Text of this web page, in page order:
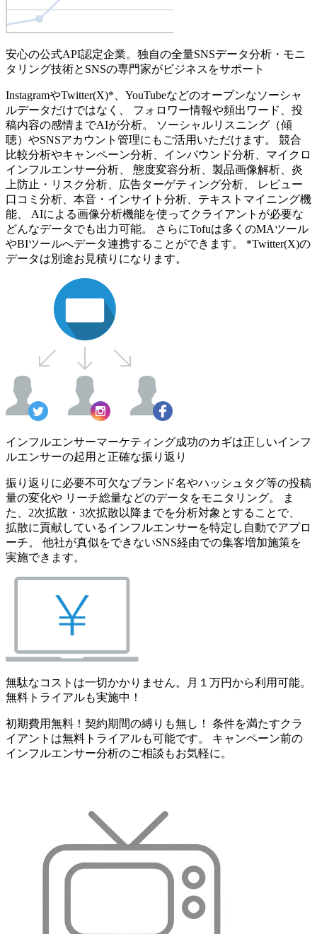
安心の公式API認定企業。独自の全量SNSデータ分析・モニ
タリング技術とSNSの専門家がビジネスをサポート
InstagramやTwitter(X)*、YouTubeなどのオープンなソーシャ
ルデータだけではなく、 フォロワー情報や頻出ワード、投
稿内容の感情までAIが分析。 ソーシャルリスニング（傾
聴）やSNSアカウント管理にもご活用いただけます。 競合
比較分析やキャンペーン分析、インバウンド分析、マイクロ
インフルエンサー分析、 態度変容分析、製品画像解析、炎
上防止・リスク分析、広告ターゲティング分析、 レビュー
口コミ分析、本音・インサイト分析、テキストマイニング機
能、 AIによる画像分析機能を使ってクライアントが必要な
どんなデータでも出力可能。 さらにTofuは多くのMAツール
やBIツールへデータ連携することができます。 *Twitter(X)の
データは別途お見積りになります。
インフルエンサーマーケティング成功のカギは正しいインフ
ルエンサーの起用と正確な振り返り
振り返りに必要不可欠なブランド名やハッシュタグ等の投稿
量の変化や リーチ総量などのデータをモニタリング。 ま
た、2次拡散・3次拡散以降までを分析対象とすることで、
拡散に貢献しているインフルエンサーを特定し自動でアプロ
ーチ。 他社が真似をできないSNS経由での集客増加施策を
実施できます。
無駄なコストは一切かかりません。月１万円から利用可能。
無料トライアルも実施中！
初期費用無料！契約期間の縛りも無し！ 条件を満たすクラ
イアントは無料トライアルも可能です。 キャンペーン前の
インフルエンサー分析のご相談もお気軽に。